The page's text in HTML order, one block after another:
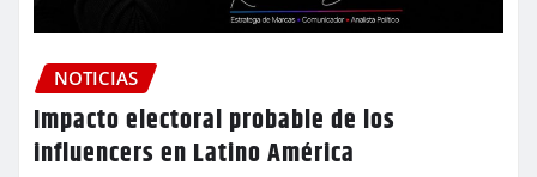
NOTICIAS
Impacto electoral probable de los
influencers en Latino América